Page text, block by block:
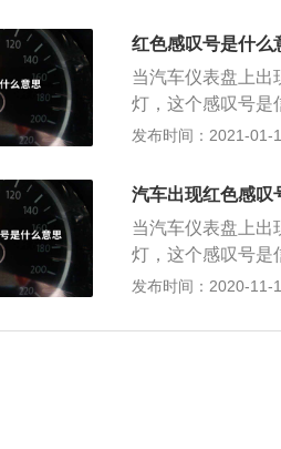
爆胎危险，可能是
检修。行车安全无
盘图案，右边一
应该立即检修。常
一个感叹号，外圈
统漏油、刹车盘磨
就近的4S店或者修
车灯亮起的时候红
子，就是哪个系
援电话，联系修理
出现故障，请小心
第一种胎压报警红
爆胎危险，可能是
检修。行车安全无
盘图案，右边一
应该立即检修。常
红色感叹号是什么
当汽车仪表盘上出
灯，这个感叹号是
常情况，具体细节
车灯亮起的时候红
子，就是哪个系
援电话，联系修理
出现故障，请小心
第一种胎压报警红
发布时间：2021-01-
汽车出现红色感叹
当汽车仪表盘上出
灯，这个感叹号是
常情况，具体细节
车灯亮起的时候红
发布时间：2020-11-